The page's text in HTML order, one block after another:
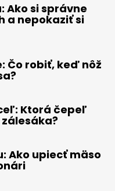
Ako si správne
a nepokaziť si
Čo robiť, keď nôž
Ktorá čepeľ
Ako upiecť mäso